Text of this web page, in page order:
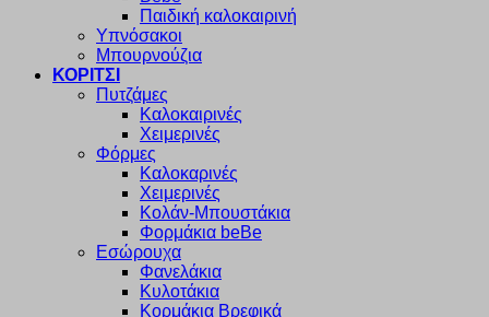
Παιδική καλοκαιρινή
Υπνόσακοι
Μπουρνούζια
ΚΟΡΙΤΣΙ
Πυτζάμες
Καλοκαιρινές
Χειμερινές
Φόρμες
Καλοκαρινές
Χειμερινές
Κολάν-Μπουστάκια
Φορμάκια beBe
Εσώρουχα
Φανελάκια
Κυλοτάκια
Κορμάκια Βρεφικά